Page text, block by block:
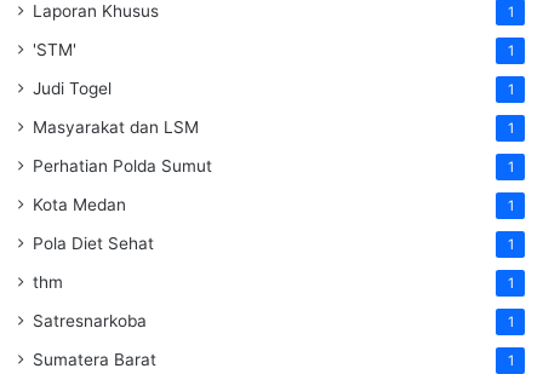
Laporan Khusus 1
'STM' 1
Judi Togel 1
Masyarakat dan LSM 1
Perhatian Polda Sumut 1
Kota Medan 1
Pola Diet Sehat 1
thm 1
Satresnarkoba 1
Sumatera Barat 1